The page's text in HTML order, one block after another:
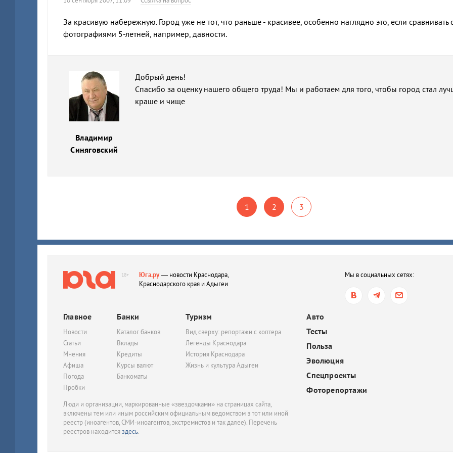
За красивую набережную. Город уже не тот, что раньше - красивее, особенно наглядно это, если сравнивать
фотографиями 5-летней, например, давности.
Владимир
Синяговский
Добрый день!
Спасибо за оценку нашего общего труда! Мы и работаем для того, чтобы город стал
краше и чище
1 2 3
18+ Юга.ру— новости Краснодара,
Краснодарского края и Адыгеи
Мы в социальных сетях:
Главное
Новости
Статьи
Мнения
Афиша
Погода
Пробки
Банки
Каталог банков
Вклады
Кредиты
Курсы валют
Банкоматы
Туризм
Вид сверху: репортажи с коптера
Легенды Краснодара
История Краснодара
Жизнь и культура Адыгеи
Авто
Тесты
Польза
Эволюция
Спецпроекты
Фоторепортажи
Люди и организации, маркированные «звездочками» на страницах сайта,
включены тем или иным российским официальным ведомством в тот или иной
реестр (иноагентов, СМИ-иноагентов, экстремистов и так далее). Перечень
реестров находитсяздесь.